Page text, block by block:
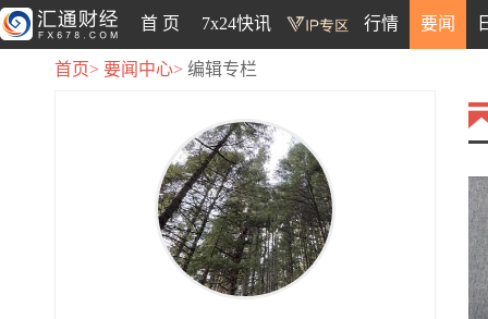
首 页 7x24快讯 行情 要闻
首页> 要闻中心> 编辑专栏